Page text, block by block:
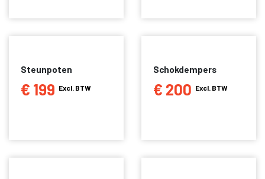
Steunpoten
€ 199 Excl. BTW
Schokdempers
€ 200 Excl. BTW